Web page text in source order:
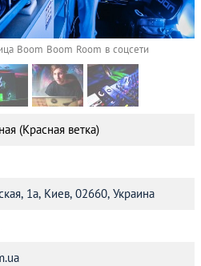
Boom Boom Room в соцсети
(Красная ветка)
1а, Киев, 02660, Украина